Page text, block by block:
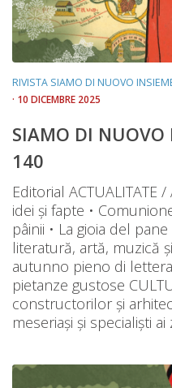
RIVISTA SIAMO DI NUOVO
· 10 DICEMBRE 2025
SIAMO DI NUOVO
140
Editorial ACTUALITATE
idei și fapte •
pâinii • La gioia del
literatură, artă, muzică
autunno pieno di
pietanze gustose
constructorilor și
meseriași și specialiști ai